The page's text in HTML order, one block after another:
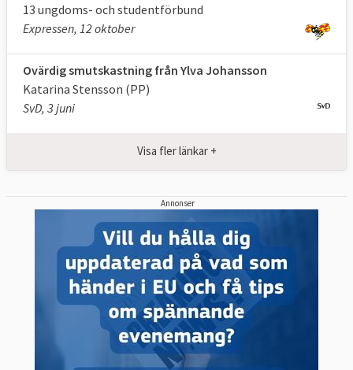
13 ungdoms- och studentförbund
Expressen, 12 oktober
Ovärdig smutskastning från Ylva Johansson
Katarina Stensson (PP)
SvD, 3 juni
Visa fler länkar +
Annonser